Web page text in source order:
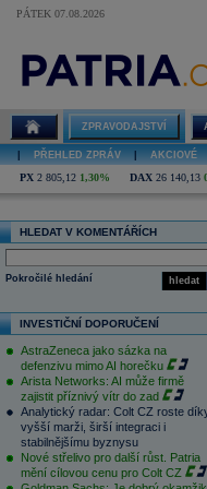
PÁTEK 07.08.2026
ZPRAVODAJSTVÍ
PŘEHLED ZPRÁV AKCIOVÉ
PX 2 805,12 1,30% DAX 26 140,13
HLEDAT V KOMENTÁŘÍCH
hledat
Pokročilé hledání
INVESTIČNÍ DOPORUČENÍ
AstraZeneca jako sázka na
defenzivu mimo AI horečku
Arista Networks: AI může firmě
zajistit příznivý vítr do zad
Analytický radar: Colt CZ roste
vyšší marži, širší integraci i
stabilnějšímu byznysu
Nové střelivo pro další růst. Patria
mění cílovou cenu pro Colt CZ